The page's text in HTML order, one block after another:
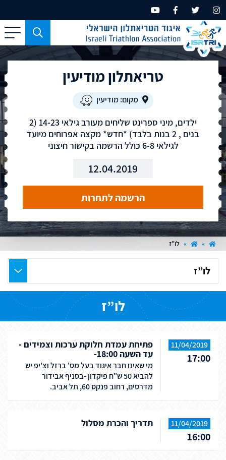
כפתור
משמש
עבור
בלבד
טריאתלון מודיעין
מקום: מודיעין
ילדים, מיני ספרינט שליחים מעורב גילאי 14-23 (2
בנים , 2 בנות בלבד) *חדש* מקצה אפרוחים מיועד
לגילאי 6-8 כולל הרשמה בקישור חיצוני
12.04.2019
הרשמה לתחרות
»
» לו"ז
בחר
את
העמוד
הרצוי
לו”ז
11/04/2019
17:00
פתיחת עמדת חלוקת ערכות וצמידים -
עד השעה 18:00-
מי שאינו חבר איגוד בעל מס' ברזל וצ'יפ יש
להביא 50 ש"ח פיקדון -בסניף אבידור
מדרסים, רחוב פנקס 60, תל אביב.
11/04/2019
16:00
תדריך והכרת מסלול